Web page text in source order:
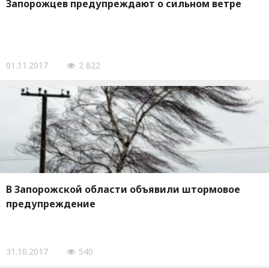
Запорожцев предупреждают о сильном ветре
01.11.2017 2 822
В Запорожской области объявили штормовое
предупреждение
31.10.2017 540